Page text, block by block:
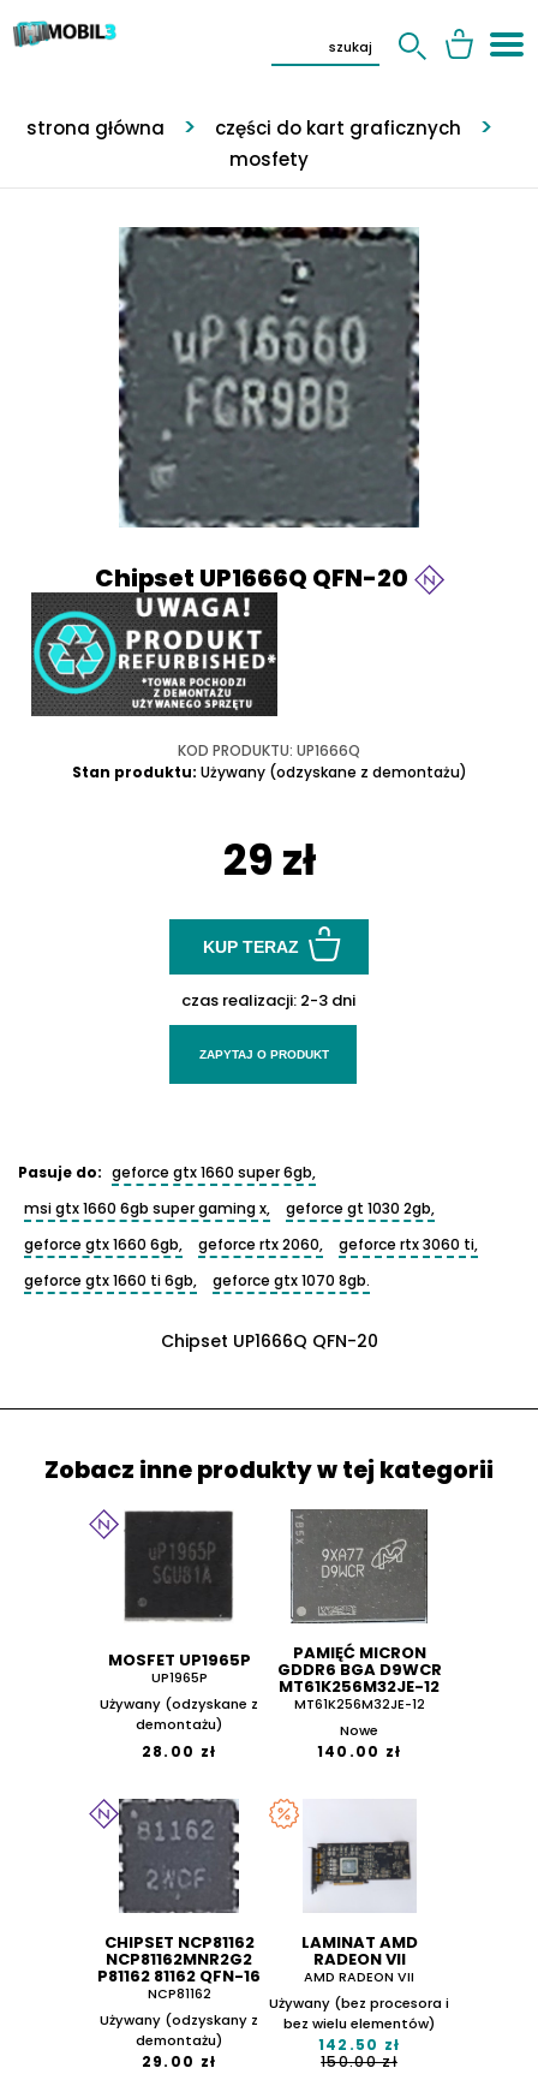
strona główna
części do kart graficznych
mosfety
Chipset UP1666Q QFN-20
KOD PRODUKTU: UP1666Q
Stan produktu: Używany (odzyskane z demontażu)
29 zł
KUP TERAZ
czas realizacji: 2-3 dni
ZAPYTAJ O PRODUKT
Pasuje do: geforce gtx 1660 super 6gb,
msi gtx 1660 6gb super gaming x,
geforce gt 1030 2gb,
geforce gtx 1660 6gb,
geforce rtx 2060,
geforce rtx 3060 ti,
geforce gtx 1660 ti 6gb,
geforce gtx 1070 8gb.
Chipset UP1666Q QFN-20
Zobacz inne produkty w tej kategorii
MOSFET UP1965P
UP1965P
Używany (odzyskane z
demontażu)
28.00 zł
PAMIĘĆ MICRON
GDDR6 BGA D9WCR
MT61K256M32JE-12
MT61K256M32JE-12
Nowe
140.00 zł
CHIPSET NCP81162
NCP81162MNR2G2
P81162 81162 QFN-16
NCP81162
Używany (odzyskany z
demontażu)
29.00 zł
LAMINAT AMD
RADEON VII
AMD RADEON VII
Używany (bez procesora i
bez wielu elementów)
142.50 zł
150.00 zł